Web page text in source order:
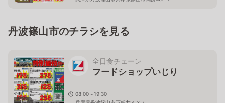
丹波篠山市のチラシを見る
1枚
全日食チェーン
フードショップいじり
08:00～19:30